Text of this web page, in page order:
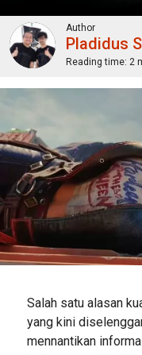
Author
Pladidus
Reading time: 2
Salah satu alasan
yang kini
mennantikan